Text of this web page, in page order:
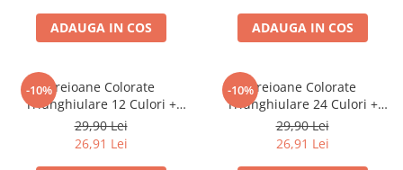
Penare cu un compartiment
Penare echipate
Pictură și desen
Accesorii pentru pictură
ADAUGA IN COS ADAUGA IN COS
-10%Creioane Colorate
Triunghiulare 12 Culori +
Ascuțitoare Eco Faber-Castell
29,90 Lei
26,91 Lei
-10%Creioane Colorate
Triunghiulare 24 Culori +
Ascuțitoare Eco Faber-Castell
29,90 Lei
26,91 Lei